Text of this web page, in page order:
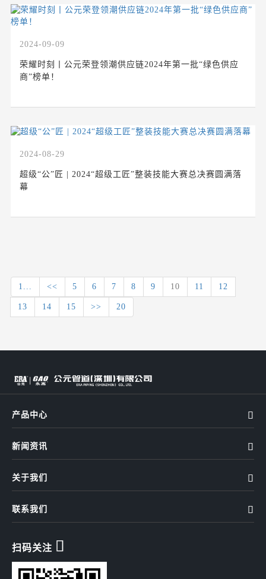
2024-09-09
荣耀时刻丨公元荣登领潮供应链2024年第一批“绿色供应
商”榜单！
2024-08-29
超级“公”匠 | 2024“超级工匠”整装技能大赛总决赛圆满落
幕
1... << 5 6 7 8 9 10 11 12
13 14 15 >> 20
产品中心 
新闻资讯 
关于我们 
联系我们 
扫码关注 